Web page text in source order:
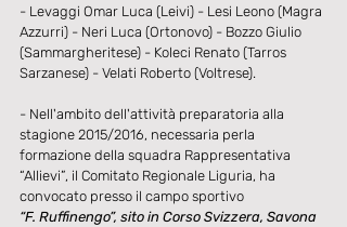
- Levaggi Omar Luca (Leivi) - Lesi Leono (Magra
Azzurri) - Neri Luca (Ortonovo) - Bozzo Giulio
(Sammargheritese) - Koleci Renato (Tarros
Sarzanese) - Velati Roberto (Voltrese).
- Nell'ambito dell'attività preparatoria alla
stagione 2015/2016, necessaria perla
formazione della squadra Rappresentativa
“Allievi”, il Comitato Regionale Liguria, ha
convocato presso il campo sportivo
“F. Ruffinengo”, sito in Corso Svizzera, Savona